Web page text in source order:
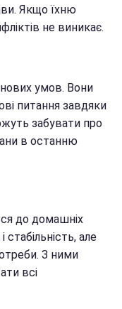
Якщо їхню
не виникає.
умов. Вони
питання завдяки
забувати про
в останню
до домашніх
стабільність, але
З ними
всі